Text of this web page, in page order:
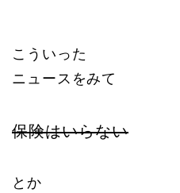
こういった
ニュースをみて
保険はいらない
とか